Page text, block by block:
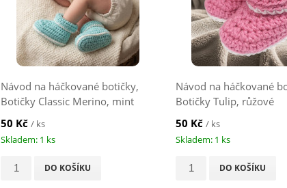
Návod na háčkované botičky,
Botičky Classic Merino, mint
50 Kč / ks
Skladem: 1 ks
DO KOŠÍKU
Návod na háčkované
Botičky Tulip, růžové
50 Kč/ ks
Skladem: 1 ks
DO KOŠÍKU